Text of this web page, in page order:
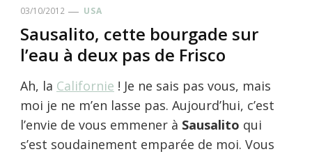
03/10/2012 USA
Sausalito, cette bourgade sur
l’eau à deux pas de Frisco
Ah, la Californie ! Je ne sais pas vous, mais
moi je ne m’en lasse pas. Aujourd’hui, c’est
l’envie de vous emmener à Sausalito qui
s’est soudainement emparée de moi. Vous